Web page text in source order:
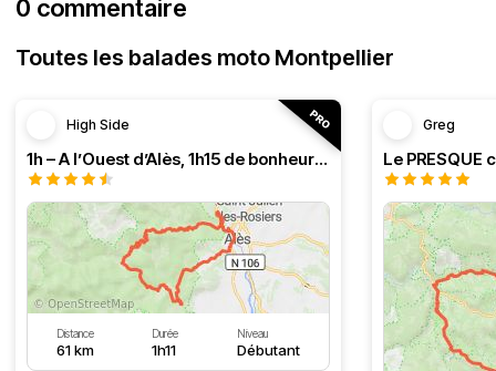
0 commentaire
Toutes les balades moto Montpellier
High Side
1h – A l’Ouest d’Alès, 1h15 de bonheur (HSRF23)
Distance
61 km
Durée
1h11
Niveau
Débutant
Greg